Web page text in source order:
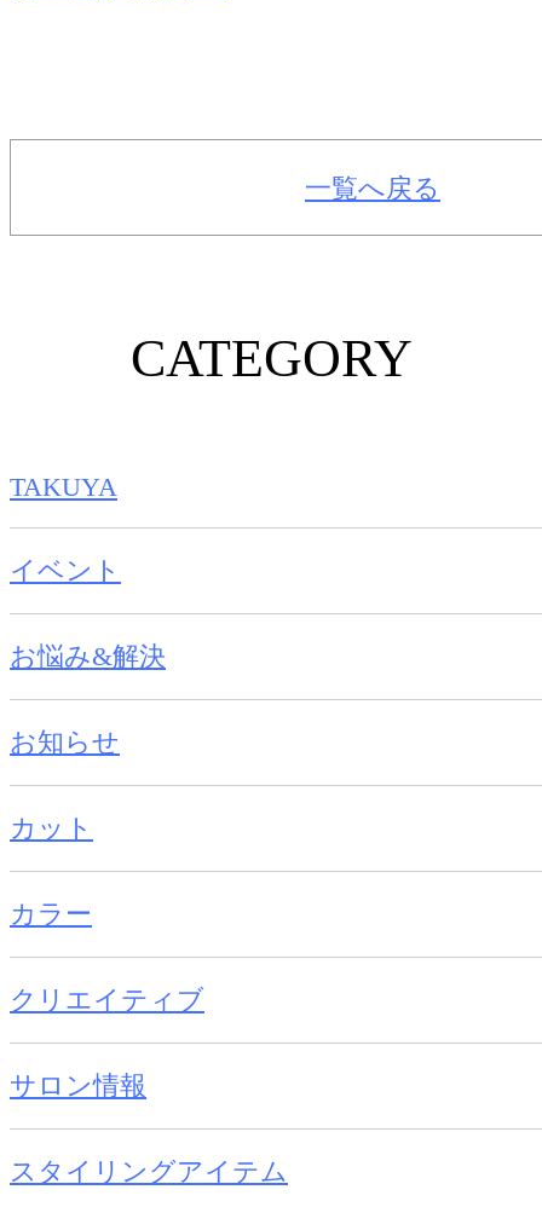
一覧へ戻る
CATEGORY
TAKUYA
イベント
お悩み&解決
お知らせ
カット
カラー
クリエイティブ
サロン情報
スタイリングアイテム